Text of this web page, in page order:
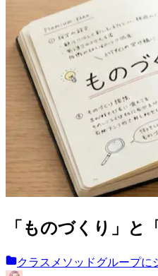
「ものづくり」
クラスメソッドグループに